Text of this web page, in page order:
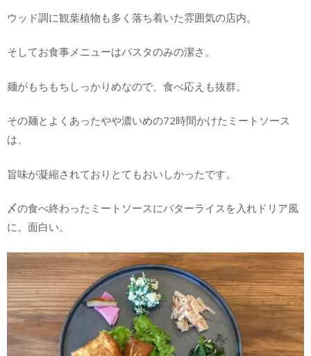
ウッド調に観葉植物も多く落ち着いた雰囲気の店内。
そしてお食事メニューはパスタのみの潔さ。
麺がもちもちしっかりめなので、食べ応えも抜群。
その麺とよくあったやや濃いめの72時間かけたミートソース
は、
旨味が凝縮されておりとてもおいしかったです。
〆の食べ終わったミートソースにバターライスを入れドリア風
に。面白い。